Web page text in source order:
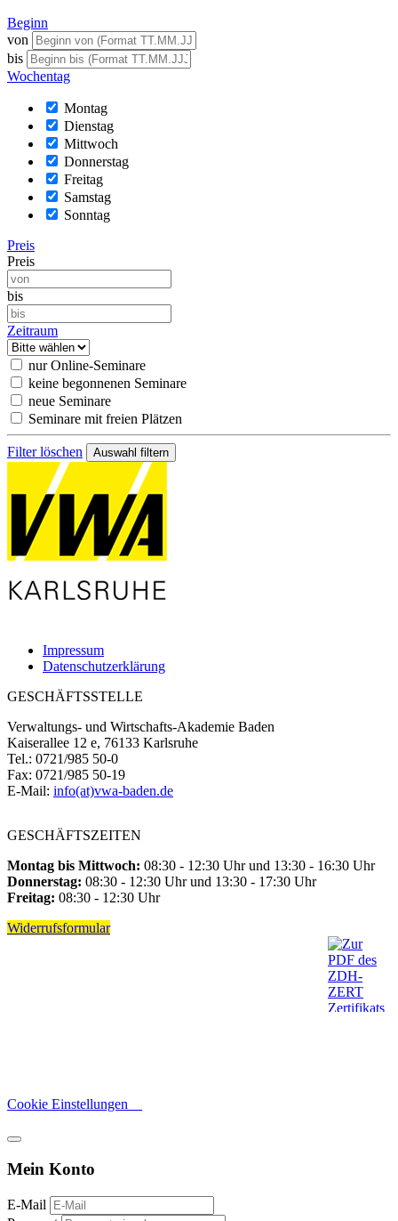
Beginn
von
bis
Wochentag
Montag
Dienstag
Mittwoch
Donnerstag
Freitag
Samstag
Sonntag
Preis
Preis
bis
Zeitraum
nur Online-Seminare
keine begonnenen Seminare
neue Seminare
Seminare mit freien Plätzen
Filter löschen
Impressum
Datenschutzerklärung
GESCHÄFTSSTELLE
Verwaltungs- und Wirtschafts-Akademie Baden
Kaiserallee 12 e, 76133 Karlsruhe
Tel.: 0721/985 50-0
Fax: 0721/985 50-19
E-Mail: info(at)vwa-baden.de
GESCHÄFTSZEITEN
Montag bis Mittwoch: 08:30 - 12:30 Uhr und 13:30 - 16:30 Uhr
Donnerstag: 08:30 - 12:30 Uhr und 13:30 - 17:30 Uhr
Freitag: 08:30 - 12:30 Uhr
Widerrufsformular
Cookie Einstellungen
Mein Konto
E-Mail